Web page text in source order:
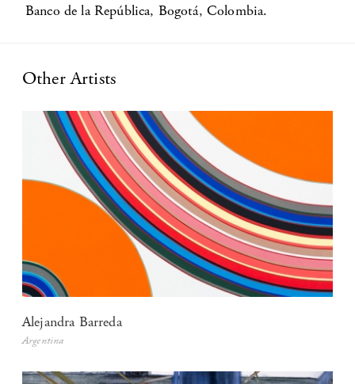
Banco de la República, Bogotá, Colombia.
Other Artists
Alejandra Barreda
Argentina